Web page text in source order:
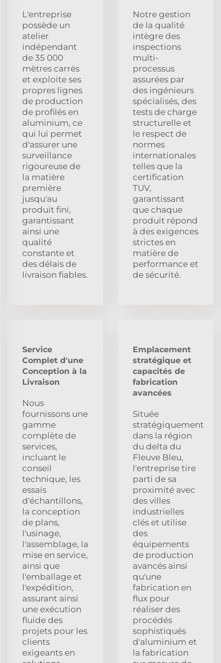
L'entreprise
possède un
atelier
indépendant
de 35 000
mètres carrés
et exploite ses
propres lignes
de production
de profilés en
aluminium, ce
qui lui permet
d'assurer une
surveillance
rigoureuse de
la matière
première
jusqu'au
produit fini,
garantissant
ainsi une
qualité
constante et
des délais de
livraison fiables.
Notre gestion
de la qualité
intègre des
inspections
multi-
processus
assurées par
des ingénieurs
spécialisés, des
tests de charge
structurelle et
le respect de
normes
internationales
telles que la
certification
TUV,
garantissant
que chaque
produit répond
à des exigences
strictes en
matière de
performance et
de sécurité.
Service
Complet d'une
Conception à la
Livraison
Nous
fournissons une
gamme
complète de
services,
incluant le
conseil
technique, les
essais
d'échantillons,
la conception
de plans,
l'usinage,
l'assemblage, la
mise en service,
ainsi que
l'emballage et
l'expédition,
assurant ainsi
une exécution
fluide des
projets pour les
clients
exigeants en
Emplacement
stratégique et
capacités de
fabrication
avancées
Située
stratégiquement
dans la région
du delta du
Fleuve Bleu,
l'entreprise tire
parti de sa
proximité avec
des villes
industrielles
clés et utilise
des
équipements
de production
avancés ainsi
qu'une
fabrication en
flux pour
réaliser des
procédés
sophistiqués
d'aluminium et
la fabrication